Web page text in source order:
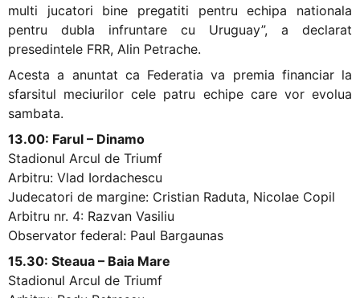
multi jucatori bine pregatiti pentru echipa nationala
pentru dubla infruntare cu Uruguay”, a declarat
presedintele FRR, Alin Petrache.
Acesta a anuntat ca Federatia va premia financiar la
sfarsitul meciurilor cele patru echipe care vor evolua
sambata.
13.00: Farul – Dinamo
Stadionul Arcul de Triumf
Arbitru: Vlad Iordachescu
Judecatori de margine: Cristian Raduta, Nicolae Copil
Arbitru nr. 4: Razvan Vasiliu
Observator federal: Paul Bargaunas
15.30: Steaua – Baia Mare
Stadionul Arcul de Triumf